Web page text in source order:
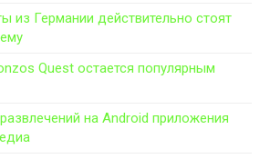
из Германии действительно стоят
Quest остается популярным
на Android приложения